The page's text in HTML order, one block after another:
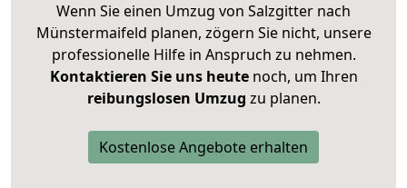
Wenn Sie einen Umzug von Salzgitter nach
Münstermaifeld planen, zögern Sie nicht, unsere
professionelle Hilfe in Anspruch zu nehmen.
Kontaktieren Sie uns heutenoch, um Ihren
reibungslosen Umzug zu planen.
Kostenlose Angebote erhalten